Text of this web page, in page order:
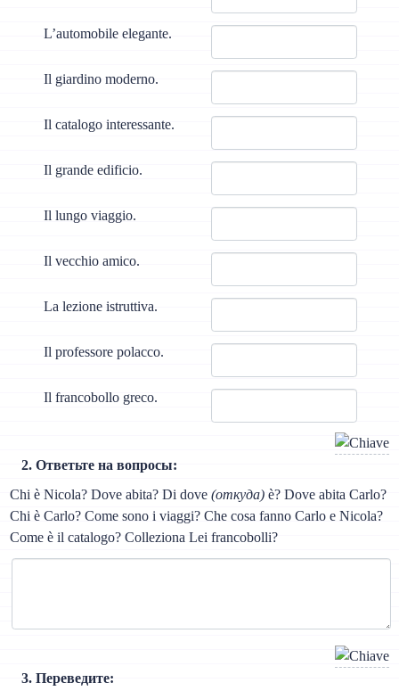
L’automobile elegante.
Il giardino moderno.
Il catalogo interessante.
Il grande edificio.
Il lungo viaggio.
Il vecchio amico.
La lezione istruttiva.
Il professore polacco.
Il francobollo greco.
2. Ответьте на вопросы:
Chi è Nicola? Dove abita? Di dove(откуда) è? Dove abita Carlo?
Chi è Carlo? Come sono i viaggi? Che cosa fanno Carlo e Nicola?
Come è il catalogo? Colleziona Lei francobolli?
3. Переведите: